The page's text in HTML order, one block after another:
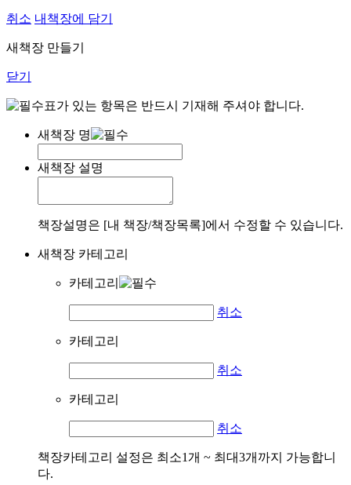
취소 내책장에 담기
새책장 만들기
닫기
표가 있는 항목은 반드시 기재해 주셔야 합니다.
새책장 명
새책장 설명
책장설명은 [내 책장/책장목록]에서 수정할 수 있습니다.
새책장 카테고리
카테고리
취소
카테고리
취소
카테고리
취소
책장카테고리 설정은 최소1개 ~ 최대3개까지 가능합니
다.